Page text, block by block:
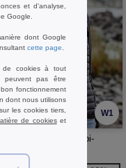
W1
TJ9629 - Veste bi-
femme
et d'analyse,
Google.
dont Google
cette page
de cookies à tout
peuvent pas être
fonctionnement
dont nous utilisons
les cookies tiers,
de cookieset